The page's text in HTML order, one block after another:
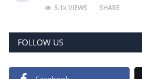
5.1k VIEWS SHARE
FOLLOW US